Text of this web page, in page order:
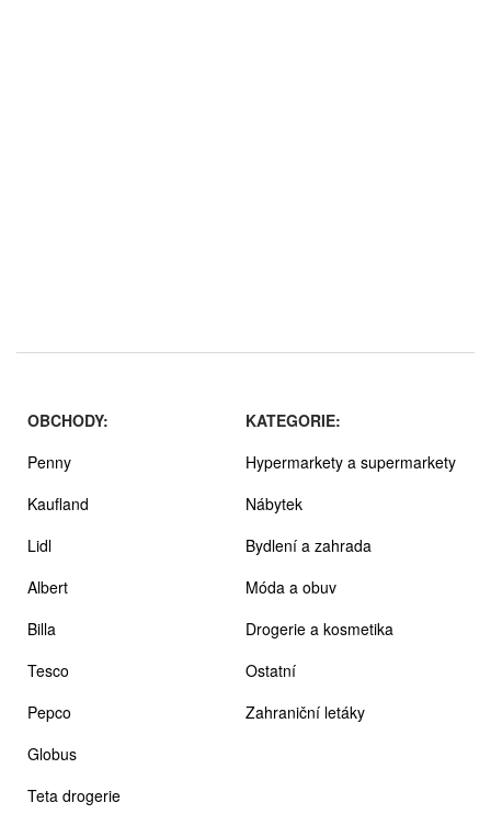
OBCHODY:
Penny
Kaufland
Lidl
Albert
Billa
Tesco
Pepco
Globus
Teta drogerie
KATEGORIE:
Hypermarkety a supermarkety
Nábytek
Bydlení a zahrada
Móda a obuv
Drogerie a kosmetika
Ostatní
Zahraniční letáky